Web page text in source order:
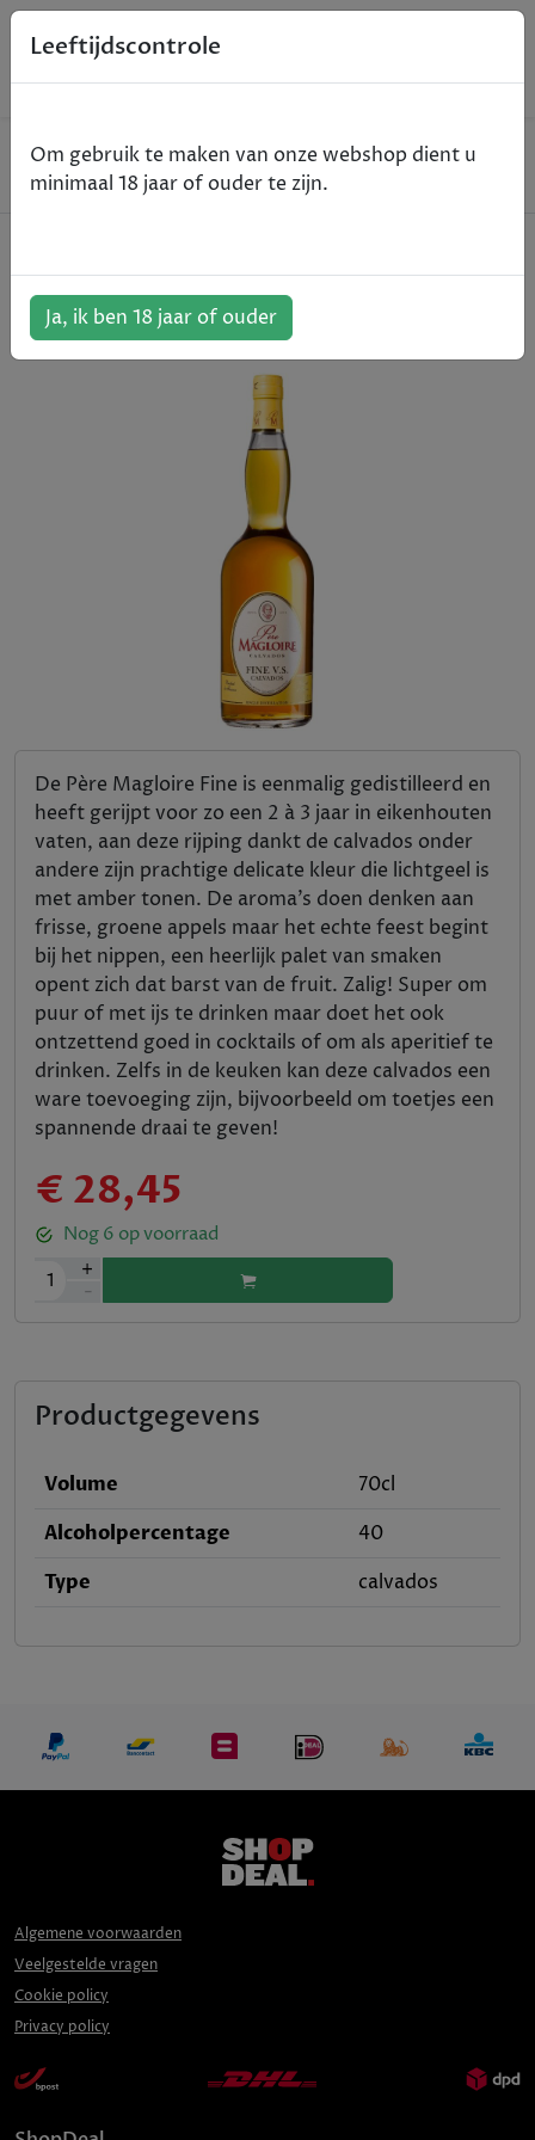
Home
Spirits
Père Magloire Fine VS - Calvados - 70cl
70cl
ArtikelNummer:500932
De Père Magloire Fine is eenmalig gedistilleerd en
heeft gerijpt voor zo een 2 à 3 jaar in eikenhouten
vaten, aan deze rijping dankt de calvados onder
andere zijn prachtige delicate kleur die lichtgeel is
met amber tonen. De aroma’s doen denken aan
frisse, groene appels maar het echte feest begint
bij het nippen, een heerlijk palet van smaken
opent zich dat barst van de fruit. Zalig! Super om
puur of met ijs te drinken maar doet het ook
ontzettend goed in cocktails of om als aperitief te
drinken. Zelfs in de keuken kan deze calvados een
ware toevoeging zijn, bijvoorbeeld om toetjes een
spannende draai te geven!
€ 28,45
Nog6 op voorraad
1
+
-
Productgegevens
Volume
70cl
Alcoholpercentage
40
Type
calvados
Algemene voorwaarden
Veelgestelde vragen
Cookie policy
Privacy policy
Leeftijdscontrole
Om gebruik te maken van onze webshop dient u
minimaal 18 jaar of ouder te zijn.
Ja, ik ben 18 jaar of ouder